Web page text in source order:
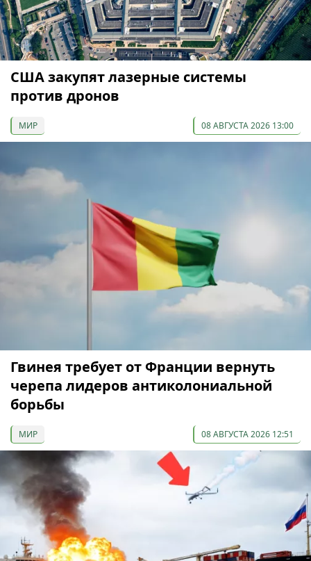
США закупят лазерные системы
против дронов
МИР 08 АВГУСТА 2026 13:00
Гвинея требует от Франции вернуть
черепа лидеров антиколониальной
борьбы
МИР 08 АВГУСТА 2026 12:51